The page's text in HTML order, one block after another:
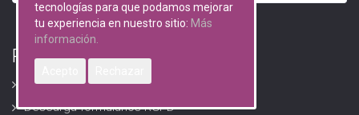
RGPD (Protección de datos)
Avisos Legales
Descarga formularios RGPD
tecnologías para que podamos mejorar
tu experiencia en nuestro sitio: Más
información.